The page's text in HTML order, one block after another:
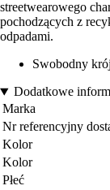
streetwearowego
pochodzących z
odpadami.
Swobodny
Dodatkowe
Marka
Nr referencyjny
Kolor
Kolor
Płeć